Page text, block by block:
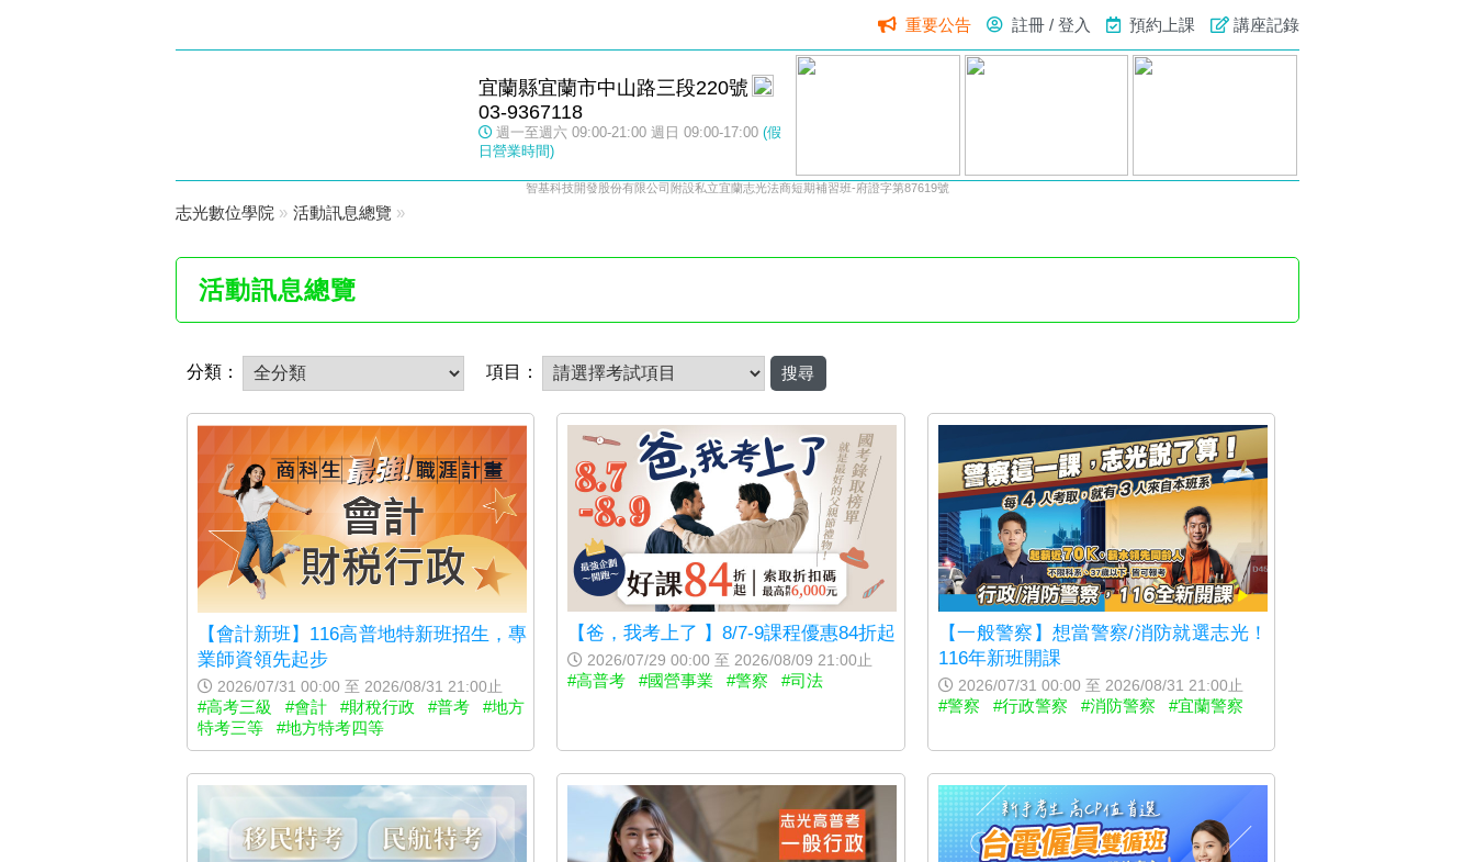
重要公告 註冊 / 登入 預約上課 講座記錄
宜蘭縣宜蘭市中山路三段220號
03-9367118
週一至週六 09:00-21:00 週日 09:00-17:00 (假
日營業時間)
智基科技開發股份有限公司附設私立宜蘭志光法商短期補習班-府證字第87619號
志光數位學院 » 活動訊息總覽 »
活動訊息總覽
分類： 項目：
【會計新班】116高普地特新班招生，專
業師資領先起步
2026/07/31 00:00 至 2026/08/31 21:00止
#高考三級 #會計 #財稅行政 #普考
#地方
特考三等
#地方特考四等
【爸，我考上了 】8/7-9課程優惠84折起
2026/07/29 00:00 至 2026/08/09 21:00止
#高普考 #國營事業 #警察 #司法
【一般警察】想當警察/消防就選志光！
116年新班開課
2026/07/31 00:00 至 2026/08/31 21:00止
#警察 #行政警察 #消防警察 #宜蘭警察